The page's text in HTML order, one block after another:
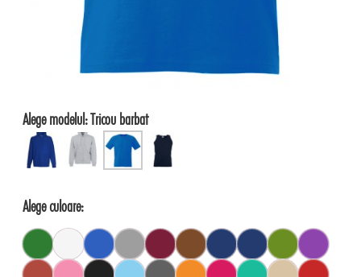
Alege modelul:Tricou barbat
Alege culoare: